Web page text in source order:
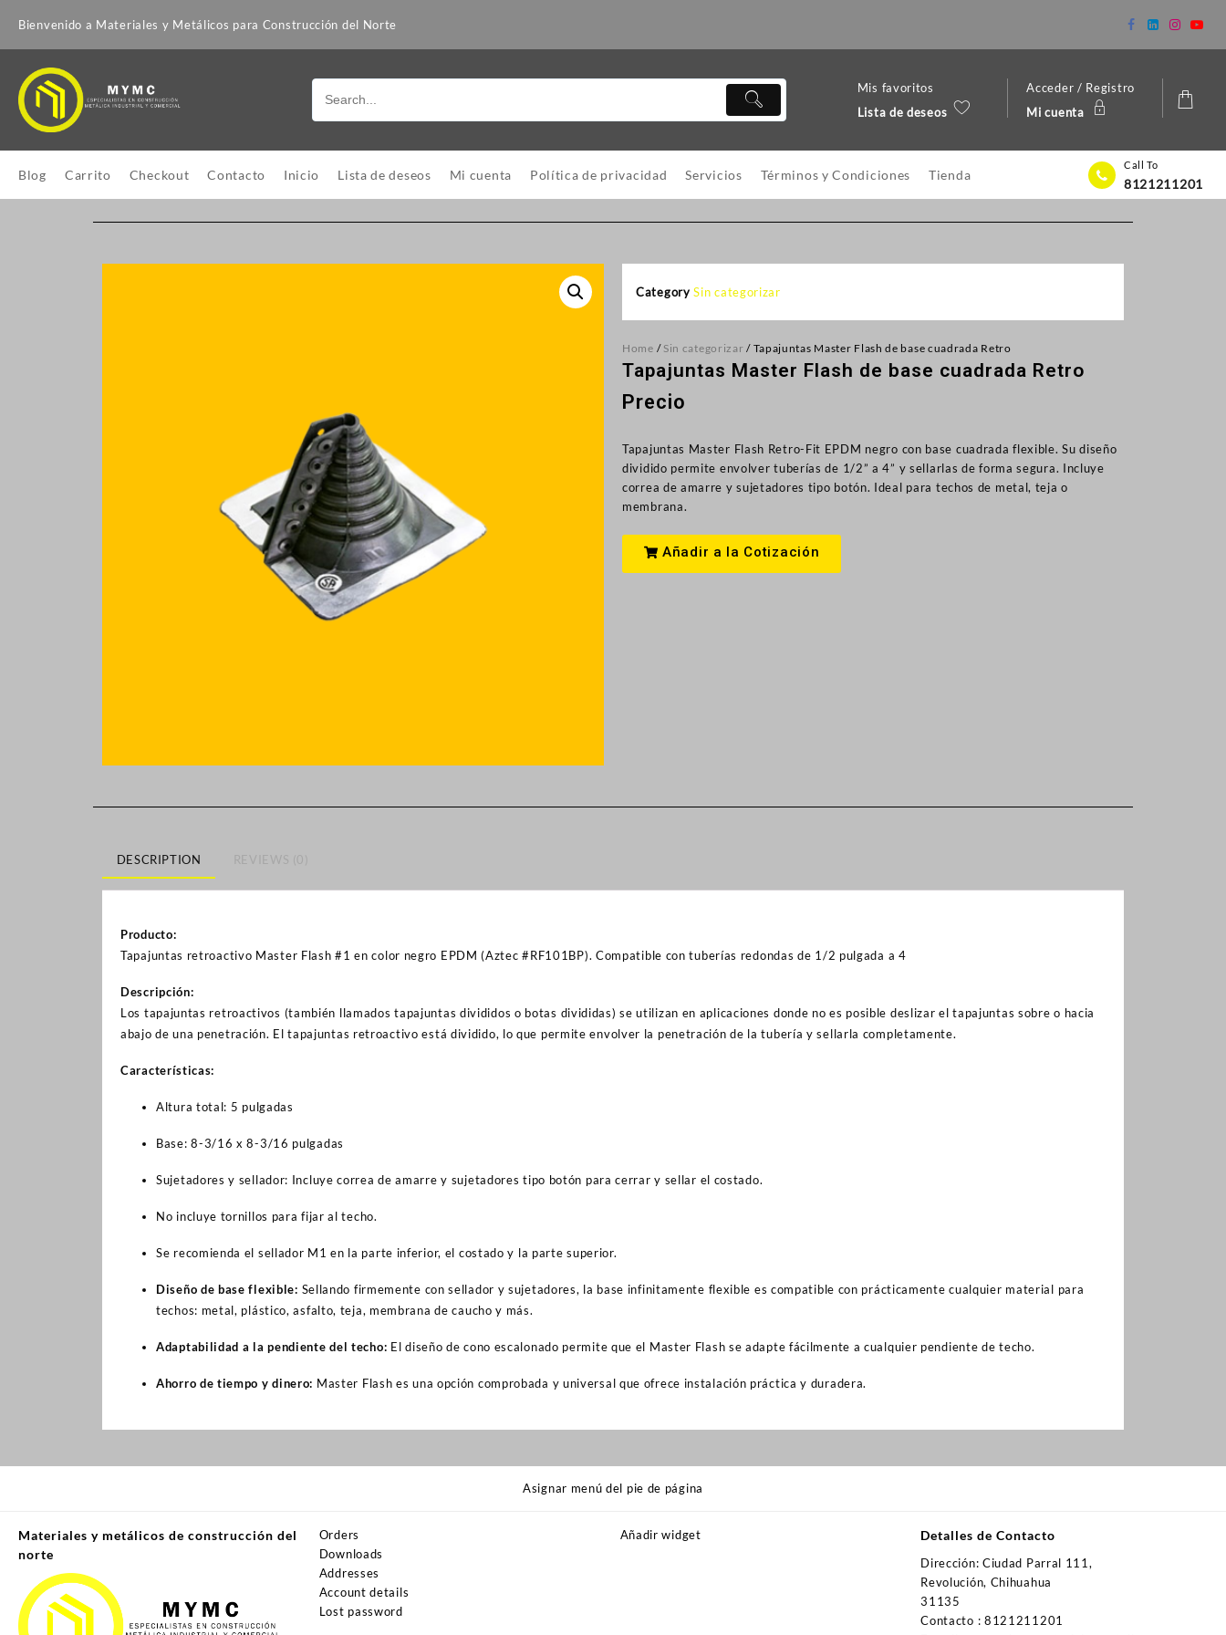
Bienvenido a Materiales y Metálicos para Construcción del Norte
Mis favoritos
Lista de deseos
Acceder / Registro
Mi cuenta
Blog Carrito Checkout Contacto Inicio Lista de deseos Mi cuenta Política de privacidad Servicios Términos y Condiciones Tienda
Call To
8121211201
Category Sin categorizar
Home / Sin categorizar / Tapajuntas Master Flash de base cuadrada Retro
Tapajuntas Master Flash de base cuadrada Retro
Precio
Tapajuntas Master Flash Retro-Fit EPDM negro con base cuadrada flexible. Su diseño
dividido permite envolver tuberías de 1/2” a 4” y sellarlas de forma segura. Incluye
correa de amarre y sujetadores tipo botón. Ideal para techos de metal, teja o
membrana.
Añadir a la Cotización
DESCRIPTION REVIEWS (0)
Producto:
Tapajuntas retroactivo Master Flash #1 en color negro EPDM (Aztec #RF101BP). Compatible con tuberías redondas de 1/2 pulgada a 4
Descripción:
Los tapajuntas retroactivos (también llamados tapajuntas divididos o botas divididas) se utilizan en aplicaciones donde no es posible deslizar el tapajuntas sobre o hacia
abajo de una penetración. El tapajuntas retroactivo está dividido, lo que permite envolver la penetración de la tubería y sellarla completamente.
Características:
Altura total: 5 pulgadas
Base: 8-3/16 x 8-3/16 pulgadas
Sujetadores y sellador: Incluye correa de amarre y sujetadores tipo botón para cerrar y sellar el costado.
No incluye tornillos para fijar al techo.
Se recomienda el sellador M1 en la parte inferior, el costado y la parte superior.
Diseño de base flexible: Sellando firmemente con sellador y sujetadores, la base infinitamente flexible es compatible con prácticamente cualquier material para
techos: metal, plástico, asfalto, teja, membrana de caucho y más.
Adaptabilidad a la pendiente del techo: El diseño de cono escalonado permite que el Master Flash se adapte fácilmente a cualquier pendiente de techo.
Ahorro de tiempo y dinero: Master Flash es una opción comprobada y universal que ofrece instalación práctica y duradera.
Asignar menú del pie de página
Materiales y metálicos de construcción del
norte
Orders
Downloads
Addresses
Account details
Lost password
Añadir widget Detalles de Contacto
Dirección: Ciudad Parral 111,
Revolución, Chihuahua
31135
Contacto : 8121211201